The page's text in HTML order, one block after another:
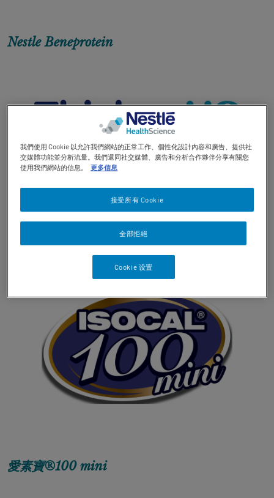
Nestle Beneprotein
快凝寶®系列
愛素寶®100 mini
我們使用 Cookie 以允許我們網站的正常工作、個性化設計內容和廣告、提供社
交媒體功能並分析流量。我們還同社交媒體、廣告和分析合作夥伴分享有關您
使用我們網站的信息。
更多信息
全部拒絕
接受所有 Cookie
Cookie 设置